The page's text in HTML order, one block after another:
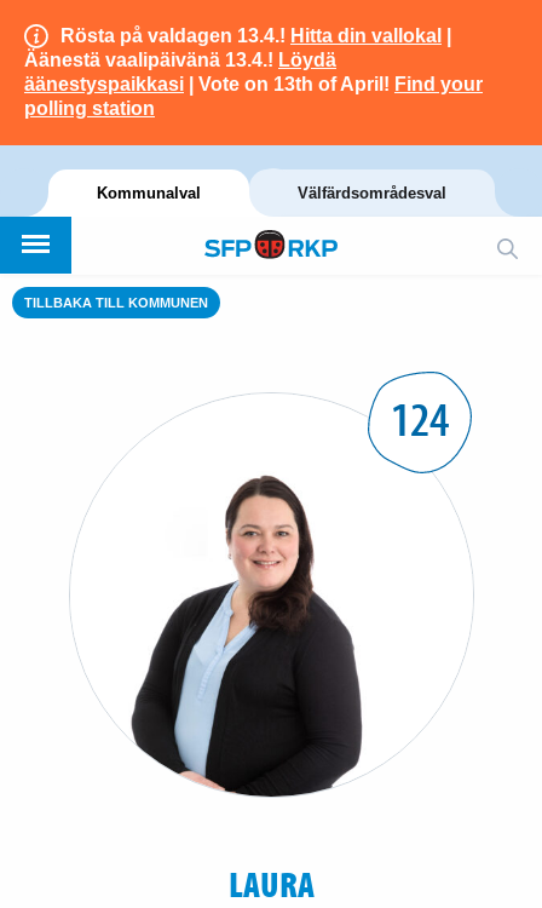
Rösta på valdagen 13.4.! Hitta din vallokal
Äänestä vaalipäivänä 13.4.! Löydä
äänestyspaikkasi | Vote on 13th of April! Find your
polling station
Kommunalval Välfärdsområdesval
TILLBAKA TILL KOMMUNEN
124
LAURA